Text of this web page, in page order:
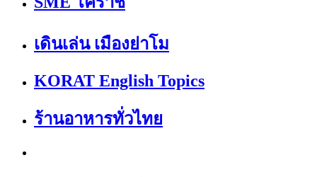
เดินเล่น เมืองย่าโม
KORAT English Topics
ร้านอาหารทั่วไทย